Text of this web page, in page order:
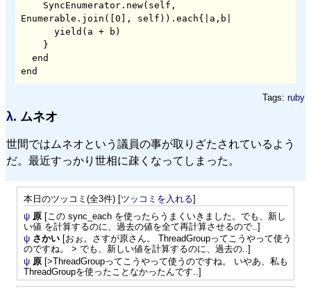
Enumerable.join([0], self)).each{|a,b|
Tags: ruby
λ. ムネオ
世間ではムネオという議員の事が取りざたされているよう
だ。最近すっかり世相に疎くなってしまった。
本日のツッコミ(全3件) [ツッコミを入れる]
ψ 原[この sync_each を使ったらうまくいきました。でも、新し
い値 を計算するのに、過去の値を全て再計算させるので..]
ψ さかい[おぉ。さすが原さん。 ThreadGroupってこうやって使う
のですね。 > でも、新しい値を計算するのに、過去の..]
ψ 原[>ThreadGroupってこうやって使うのですね。 いやあ、私も
ThreadGroupを使ったことなかったんです..]